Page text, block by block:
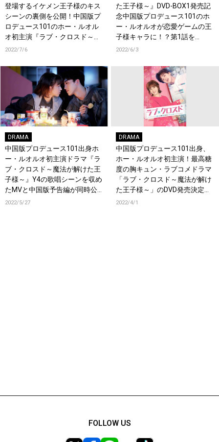
登場するイケメン王子様のキス
シーンの裏側を公開！中国版プ
ロデュース101のホー・ルオル
オ初主演『ラブ・クロスド～魔
法が解けた王子様～』
2022/7/6
た王子様～』DVD-BOX1発売記
念中国版プロデュース101のホ
ー・ルオルオが恋愛ゲームの王
子様キャラに！？第1話を
YouTubeにて期間限定無料公
2022/6/3
DRAMA
中国版プロデュース101出身ホ
ー・ルオルオ初主演ドラマ『ラ
ブ・クロスド～魔法が解けた王
子様～』Y4の歌唱シーンを収め
たMVと中国版予告編が同時公
開！
2022/5/27
DRAMA
中国版プロデュース101出身、
ホー・ルオルオ初主演！最高糖
度の胸キュン・ラブコメドラマ
「ラブ・クロスド～魔法が解け
た王子様～」のDVD発売決定＆
予告映像が初公開！
2022/4/1
FOLLOW US